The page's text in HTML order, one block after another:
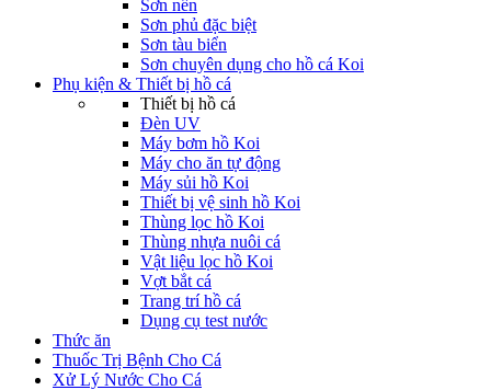
Sơn nền
Sơn phủ đặc biệt
Sơn tàu biển
Sơn chuyên dụng cho hồ cá Koi
Phụ kiện & Thiết bị hồ cá
Thiết bị hồ cá
Đèn UV
Máy bơm hồ Koi
Máy cho ăn tự động
Máy sủi hồ Koi
Thiết bị vệ sinh hồ Koi
Thùng lọc hồ Koi
Thùng nhựa nuôi cá
Vật liệu lọc hồ Koi
Vợt bắt cá
Trang trí hồ cá
Dụng cụ test nước
Thức ăn
Thuốc Trị Bệnh Cho Cá
Xử Lý Nước Cho Cá